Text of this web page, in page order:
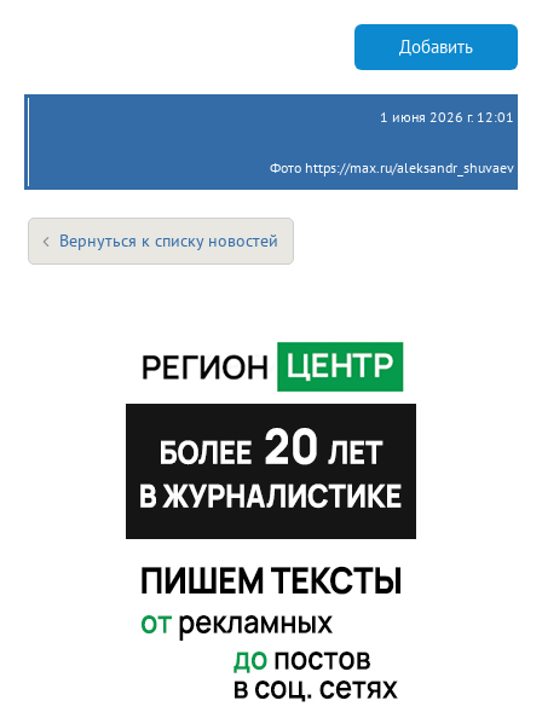
Добавить
1 июня 2026 г. 12:01
Фото https://max.ru/aleksandr_shuvaev
Вернуться к списку новостей